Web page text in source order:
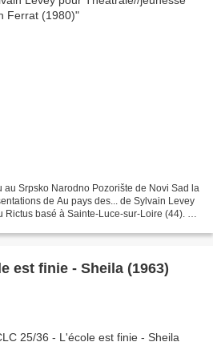
Srpsko Narodno Pozorište de Novi Sad la
de Au pays des... de Sylvain Levey
basé à Sainte-Luce-sur-Loire (44). On
est finie - Sheila (1963)